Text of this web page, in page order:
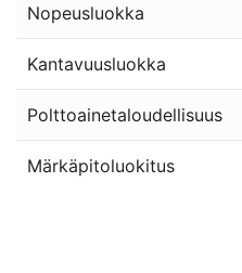
Nopeusluokka
Kantavuusluokka
Polttoainetaloudellisuus
Märkäpitoluokitus